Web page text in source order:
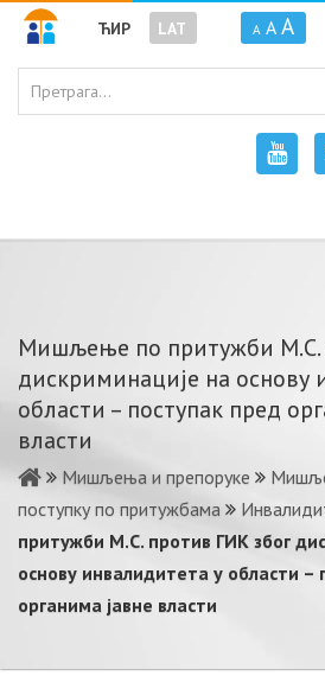
ЋИР LAT A A A
Мишљење по притужби М.С.
дискриминације на основу
области – поступак пред
власти
Мишљења и препоруке
поступку по притужбама
притужби М.С. против ГИК због
основу инвалидитета у области –
органима јавне власти